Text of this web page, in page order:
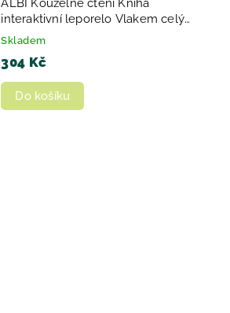
ALBI Kouzelné čtení Kniha
interaktivní leporelo Vlakem celým
rokem
Skladem
304 Kč
Do košíku